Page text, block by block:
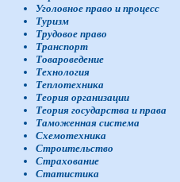
Уголовное право и процесс
Туризм
Трудовое право
Транспорт
Товароведение
Технология
Теплотехника
Теория организации
Теория государства и права
Таможенная система
Схемотехника
Строительство
Страхование
Статистика